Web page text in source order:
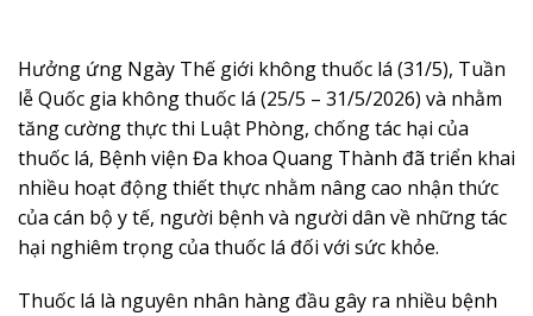
Hưởng ứng Ngày Thế giới không thuốc lá (31/5), Tuần
lễ Quốc gia không thuốc lá (25/5 – 31/5/2026) và nhằm
tăng cường thực thi Luật Phòng, chống tác hại của
thuốc lá, Bệnh viện Đa khoa Quang Thành đã triển khai
nhiều hoạt động thiết thực nhằm nâng cao nhận thức
của cán bộ y tế, người bệnh và người dân về những tác
hại nghiêm trọng của thuốc lá đối với sức khỏe.
Thuốc lá là nguyên nhân hàng đầu gây ra nhiều bệnh